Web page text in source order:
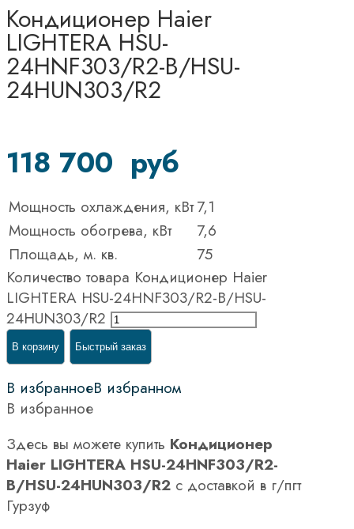
Кондиционер Haier
LIGHTERA HSU-
24HNF303/R2-B/HSU-
24HUN303/R2
118 700 руб
Мощность охлаждения, кВт7,1
Мощность обогрева, кВт
7,6
Площадь, м. кв.
75
Количество товара Кондиционер Haier
LIGHTERA HSU-24HNF303/R2-B/HSU-
24HUN303/R2
В корзину Быстрый заказ
В избранноеВ избранном
В избранное
Здесь вы можете купить Кондиционер
Haier LIGHTERA HSU-24HNF303/R2-
B/HSU-24HUN303/R2 с доставкой в г/пгт
Гурзуф